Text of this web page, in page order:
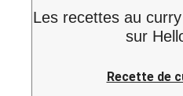
Les recettes au
sur
Recette de